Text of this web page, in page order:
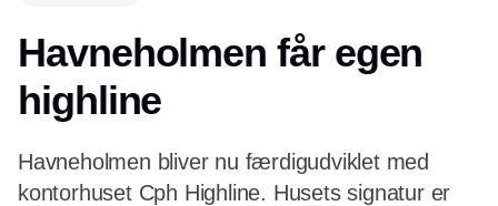
Havneholmen får egen
highline
Havneholmen bliver nu færdigudviklet med
kontorhuset Cph Highline. Husets signatur er